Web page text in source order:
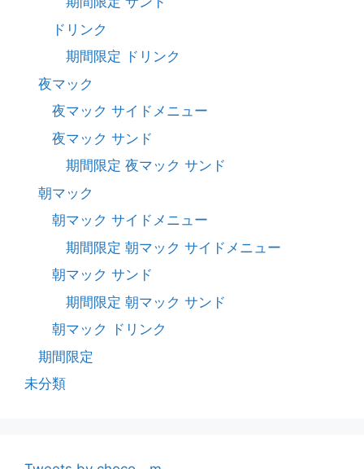
ドリンク
期間限定 ドリンク
夜マック
夜マック サイドメニュー
夜マック サンド
期間限定 夜マック サンド
朝マック
朝マック サイドメニュー
期間限定 朝マック サイドメニュー
朝マック サンド
期間限定 朝マック サンド
朝マック ドリンク
期間限定
未分類